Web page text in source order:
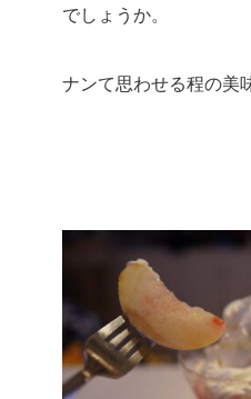
でしょうか。
ナンて思わせる程の美